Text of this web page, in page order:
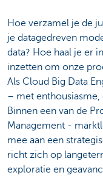
Hoe verzamel je de
je datagedreven
data? Hoe haal je er
inzetten om onze
Als Cloud Big Data
– met enthousiasme,
Binnen een van de
Management -
mee aan een
richt zich op
exploratie en